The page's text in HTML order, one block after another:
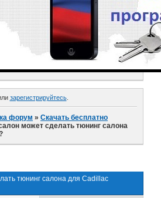
зарегистрируйтесь.
форум »Скачать бесплатно
может сделать тюнинг салона
тюнинг салона для Cadillac